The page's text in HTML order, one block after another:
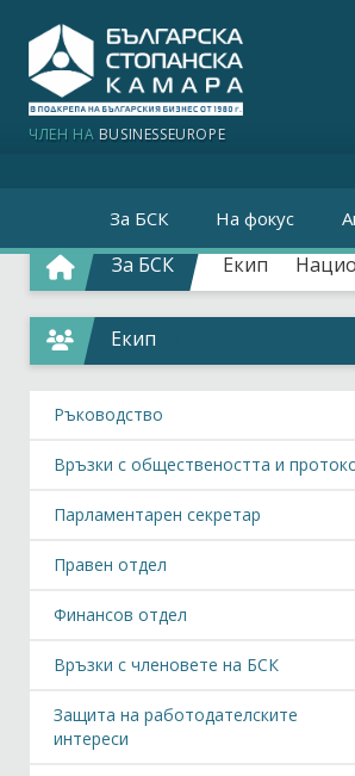
ЧЛЕН НА BUSINESSEUROPE
За БСК На фокус
За БСК Екип
Екип
Ръководство
Връзки с обществеността и
Парламентарен секретар
Правен отдел
Финансов отдел
Връзки с членовете на БСК
Защита на работодателските
интереси